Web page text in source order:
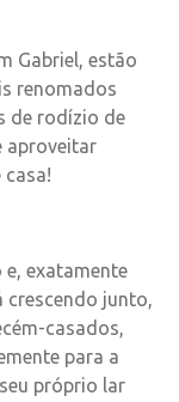
Gabriel, estão
renomados
de rodízio de
aproveitar
exatamente
crescendo junto,
casados,
para a
próprio lar